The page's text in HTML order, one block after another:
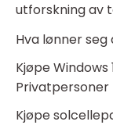
utforskning av
Hva lønner seg
Kjøpe
Privatpersoner
Kjøpe